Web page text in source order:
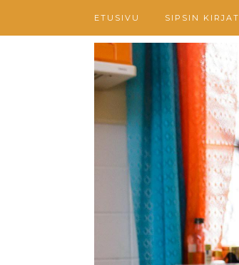
ETUSIVU SIPSIN KIRJAT